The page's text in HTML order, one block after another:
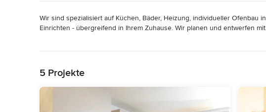
Über uns
Wir sind spezialisiert auf Küchen, Bäder, Heizung, individueller Ofenbau
Einrichten - übergreifend in Ihrem Zuhause. Wir planen und entwerfen
Kommen Sie gerne zu uns und wir beraten Sie persönlich.
Wir finden einen Termin, bei dem wir uns Ihre Gegebenheiten vor Ort
Vorschläge erarbeiten können.
5 Projekte